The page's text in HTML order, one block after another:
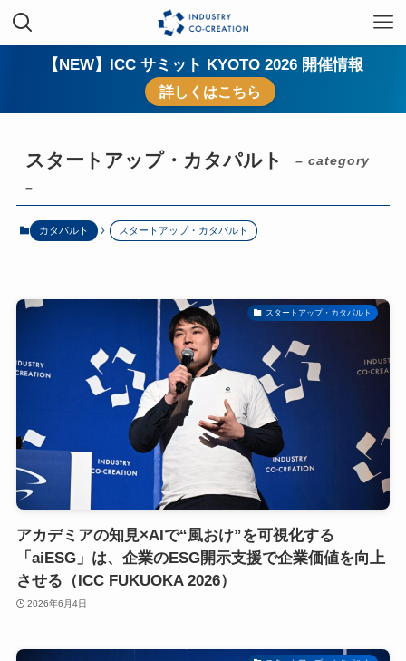
【NEW】ICC サミット KYOTO 2026 開催情報
詳しくはこちら
スタートアップ・カタパルト
– category
–
カタパルト スタートアップ・カタパルト
スタートアップ・カタパルト
アカデミアの知見×AIで“風おけ”を可視化する
「aiESG」は、企業のESG開示支援で企業価値を向上
させる（ICC FUKUOKA 2026）
2026年6月4日